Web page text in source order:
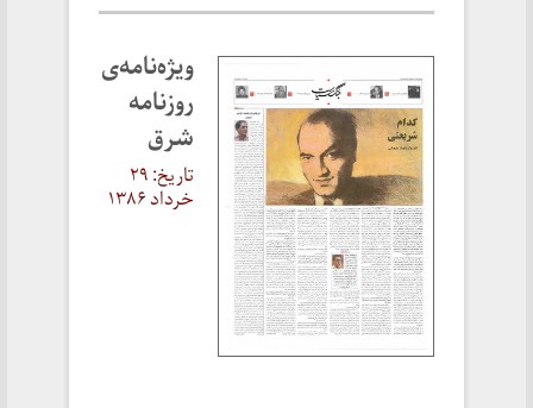
ویژه‌نامه‌ی
روزنامه
شرق
تاریخ: ۲۹
خرداد ۱۳۸۶